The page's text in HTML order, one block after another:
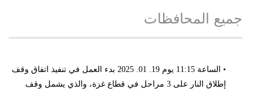
جميع المحافظات
• الساعة 11:15 يوم 19. 01. 2025 بدء العمل في تنفيذ اتفاق وقف
إطلاق النار على 3 مراحل في قطاع غزة، والذي يشمل وقف